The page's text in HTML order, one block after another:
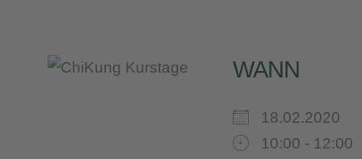
WANN
18.02.2020
10:00 - 12:00